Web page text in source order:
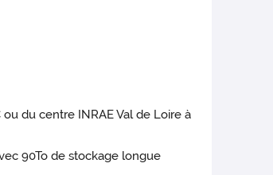
du centre INRAE Val de Loire à
90To de stockage longue